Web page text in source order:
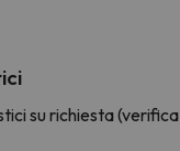
su richiesta (verifica